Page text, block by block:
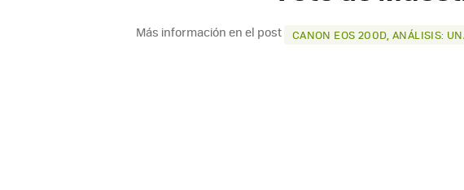
Más información en el post CANON EOS 200D, ANÁLISIS: